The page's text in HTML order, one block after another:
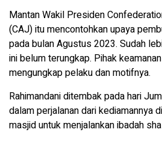
Mantan Wakil Presiden
(CAJ) itu mencontohkan upaya
pada bulan Agustus 2023. Sudah
ini belum terungkap. Pihak
mengungkap pelaku dan motifnya.
Rahimandani ditembak pada hari
dalam perjalanan dari kediamannya
masjid untuk menjalankan ibadah